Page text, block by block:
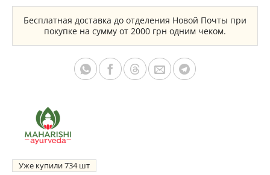
Бесплатная доставка до отделения Новой Почты при
покупке на сумму от 2000 грн одним чеком.
Уже купили734